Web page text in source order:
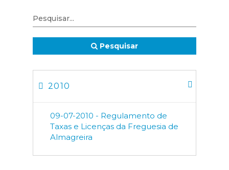
Pesquisar
2010
09-07-2010 - Regulamento de
Taxas e Licenças da Freguesia de
Almagreira